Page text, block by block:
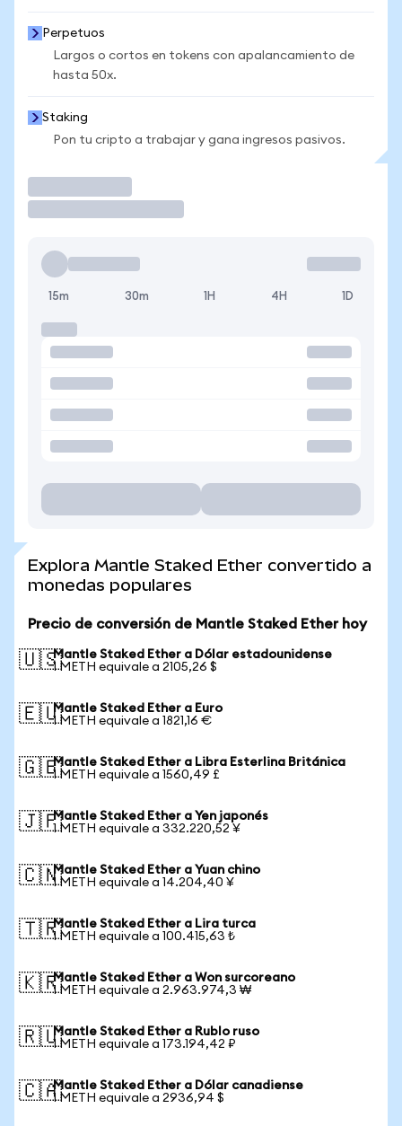
Perpetuos
Largos o cortos en tokens con apalancamiento de
hasta 50x.
Staking
Pon tu cripto a trabajar y gana ingresos pasivos.
15m 30m 1H 4H 1D
Explora Mantle Staked Ether convertido a
monedas populares
Precio de conversión de Mantle Staked Ether hoy
🇺🇸Mantle Staked Ether a Dólar estadounidense
1 METH equivale a 2105,26 $
🇪🇺Mantle Staked Ether a Euro
1 METH equivale a 1821,16 €
🇬🇧Mantle Staked Ether a Libra Esterlina Británica
1 METH equivale a 1560,49 £
🇯🇵Mantle Staked Ether a Yen japonés
1 METH equivale a 332.220,52 ¥
🇨🇳Mantle Staked Ether a Yuan chino
1 METH equivale a 14.204,40 ¥
🇹🇷Mantle Staked Ether a Lira turca
1 METH equivale a 100.415,63 ₺
🇰🇷Mantle Staked Ether a Won surcoreano
1 METH equivale a 2.963.974,3 ₩
🇷🇺Mantle Staked Ether a Rublo ruso
1 METH equivale a 173.194,42 ₽
🇨🇦Mantle Staked Ether a Dólar canadiense
1 METH equivale a 2936,94 $